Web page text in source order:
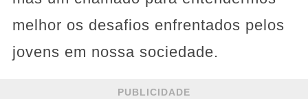
melhor os desafios enfrentados pelos
jovens em nossa sociedade.
PUBLICIDADE